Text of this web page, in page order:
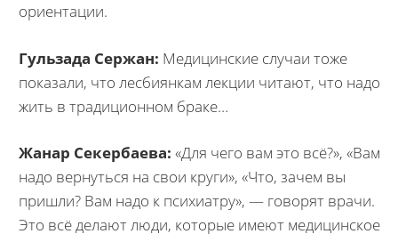
ориентации.
Гульзада Сержан: Медицинские случаи тоже
показали, что лесбиянкам лекции читают, что надо
жить в традиционном браке…
Жанар Секербаева: «Для чего вам это всё?», «Вам
надо вернуться на свои круги», «Что, зачем вы
пришли? Вам надо к психиатру», — говорят врачи.
Это всё делают люди, которые имеют медицинское